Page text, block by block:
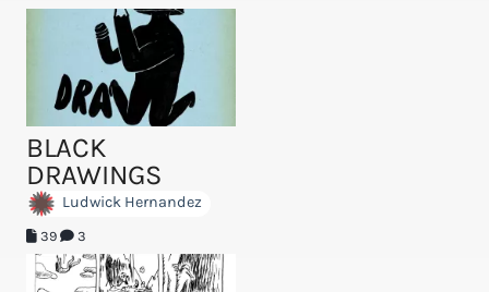
BLACK
DRAWINGS
Ludwick Hernandez
39 3